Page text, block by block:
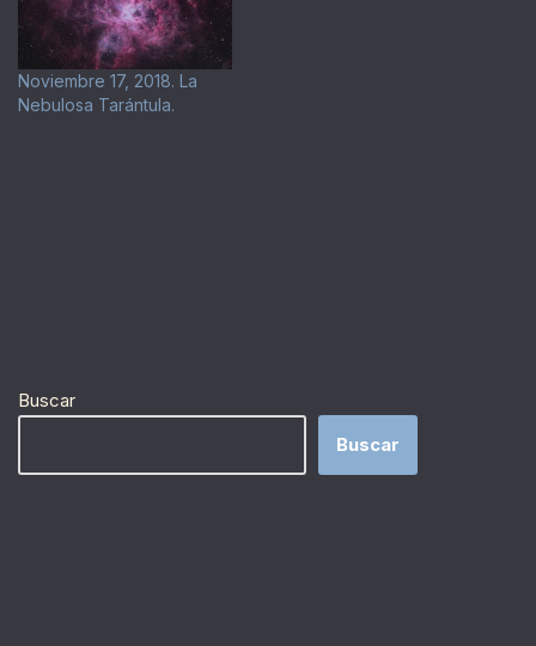
Noviembre 17, 2018. La
Nebulosa Tarántula.
Buscar
Buscar